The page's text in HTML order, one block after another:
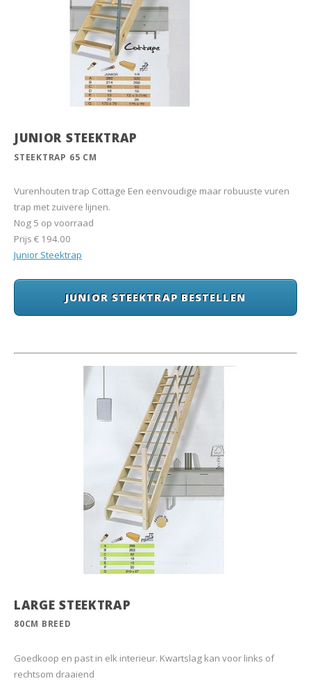
JUNIOR STEEKTRAP
STEEKTRAP 65 CM
Vurenhouten trap Cottage Een eenvoudige maar robuuste vuren
trap met zuivere lijnen.
Nog 5 op voorraad
Prijs € 194.00
Junior Steektrap
JUNIOR STEEKTRAP BESTELLEN
LARGE STEEKTRAP
80CM BREED
Goedkoop en past in elk interieur. Kwartslag kan voor links of
rechtsom draaiend